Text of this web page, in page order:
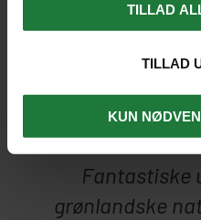
TILLAD
TILLAD
KUN
Fantastiske
grønlandske